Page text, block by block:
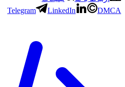
Telegram
LinkedIn DMCA